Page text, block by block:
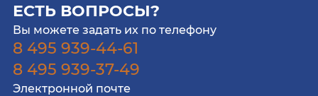
ЕСТЬ ВОПРОСЫ?
Вы можете задать их по телефону
8 495 939-44-61
8 495 939-37-49
Электронной почте